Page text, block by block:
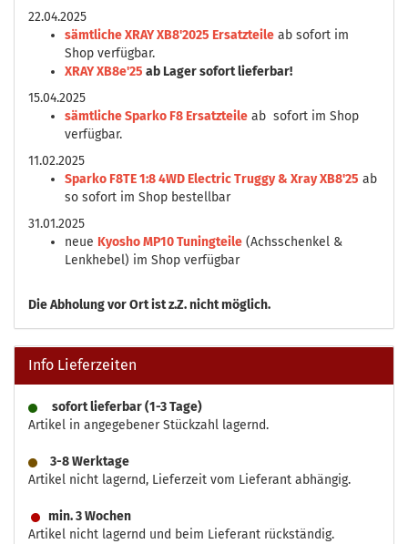
22.04.2025
sämtliche XRAY XB8'2025 Ersatzteile ab sofort im
Shop verfügbar.
XRAY XB8e'25 ab Lager sofort lieferbar!
15.04.2025
sämtliche Sparko F8 Ersatzteile ab sofort im Shop
verfügbar.
11.02.2025
Sparko F8TE 1:8 4WD Electric Truggy & Xray XB8'25 ab
so sofort im Shop bestellbar
31.01.2025
neue Kyosho MP10 Tuningteile (Achsschenkel &
Lenkhebel) im Shop verfügbar
DieAbholung vor Ort ist z.Z. nicht möglich.
Info Lieferzeiten
sofort lieferbar (1-3 Tage)
Artikel in angegebener Stückzahl lagernd.
3-8 Werktage
Artikel nicht lagernd, Lieferzeit vom Lieferant abhängig.
min. 3 Wochen
Artikel nicht lagernd und beim Lieferant rückständig.